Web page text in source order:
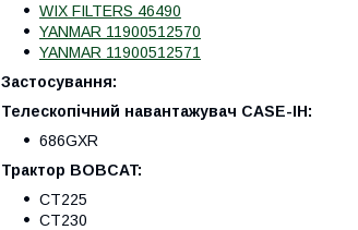
WIX FILTERS 46490
YANMAR 11900512570
YANMAR 11900512571
Застосування:
Телескопічний навантажувач CASE-IH:
686GXR
Трактор BOBCAT:
CT225
CT230